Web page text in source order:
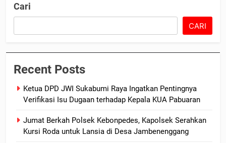
Cari
CARI
Recent Posts
Ketua DPD JWI Sukabumi Raya Ingatkan Pentingnya
Verifikasi Isu Dugaan terhadap Kepala KUA Pabuaran
Jumat Berkah Polsek Kebonpedes, Kapolsek Serahkan
Kursi Roda untuk Lansia di Desa Jambenenggang